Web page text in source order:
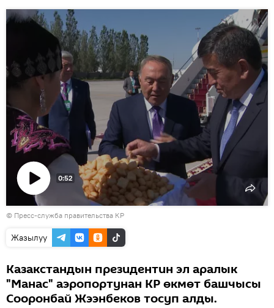
Видеону
көрсөтүү
0:52
© Пресс-служба правительства КР
Жазылуу
Казакстандын президентин эл аралык
"Манас" аэропортунан КР өкмөт башчысы
Сооронбай Жээнбеков тосуп алды.